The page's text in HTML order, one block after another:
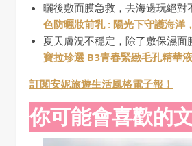
曬後敷面膜急救，去海邊玩絕對
色防曬妝前乳 : 陽光下守護海洋
夏天膚況不穩定，除了敷保濕面
寶拉珍選 B3青春緊緻毛孔精華
訂閱安妮旅遊生活風格電子報！
你可能會喜歡的